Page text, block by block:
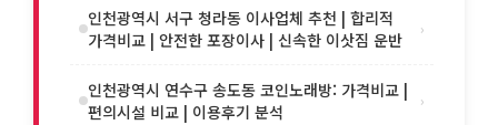
인천광역시 서구 청라동 이사업체 추천 | 합리적
가격비교 | 안전한 포장이사 | 신속한 이삿짐 운반
›
인천광역시 연수구 송도동 코인노래방: 가격비교 |
편의시설 비교 | 이용후기 분석
›